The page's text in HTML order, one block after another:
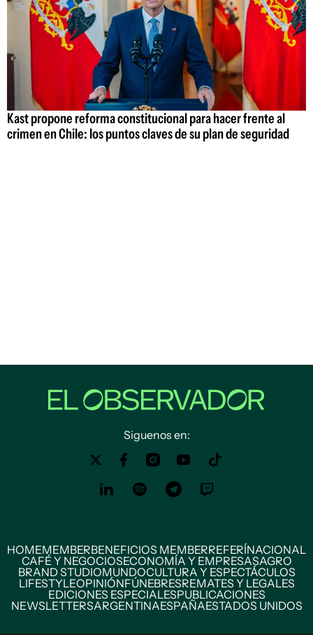
Kast propone reforma constitucional para hacer frente al
crimen en Chile: los puntos claves de su plan de seguridad
Siguenos en:
HOMEMEMBERBENEFICIOS MEMBERREFERÍNACIONAL
CAFÉ Y NEGOCIOSECONOMÍA Y EMPRESASAGRO
BRAND STUDIOMUNDOCULTURA Y ESPECTÁCULOS
LIFESTYLEOPINIÓNFÚNEBRESREMATES Y LEGALES
EDICIONES ESPECIALESPUBLICACIONES
NEWSLETTERSARGENTINAESPAÑAESTADOS UNIDOS